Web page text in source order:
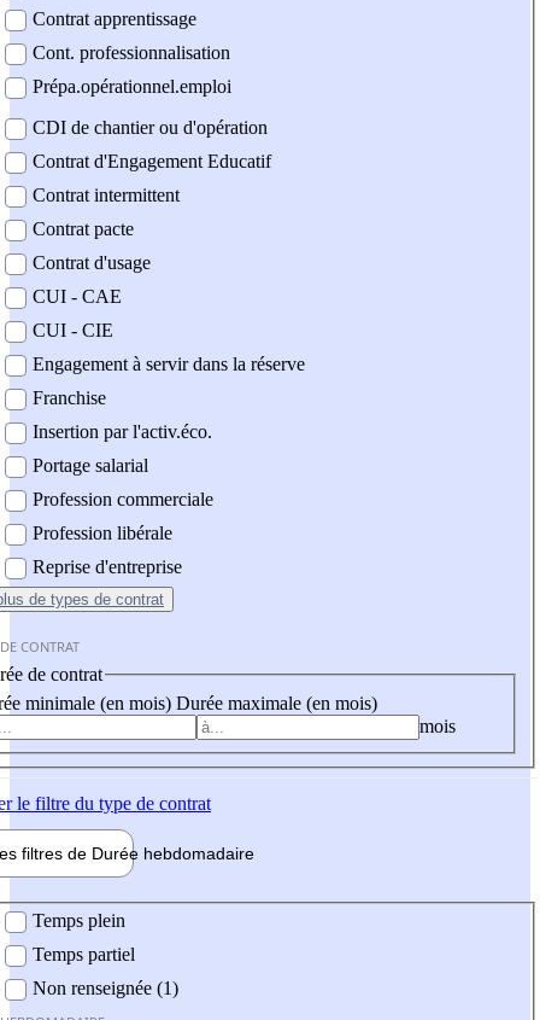
Contrat apprentissage
Cont. professionnalisation
Prépa.opérationnel.emploi
CDI de chantier ou d'opération
Contrat d'Engagement Educatif
Contrat intermittent
Contrat pacte
Contrat d'usage
CUI - CAE
CUI - CIE
Engagement à servir dans la réserve
Franchise
Insertion par l'activ.éco.
Portage salarial
Profession commerciale
Profession libérale
Reprise d'entreprise
de types de contrat
CONTRAT
de contrat
minimale (en mois) Durée maximale (en mois)
mois
le filtre du type de contrat
filtres de Durée hebdomadaire
Temps plein
Temps partiel
Non renseignée (1)